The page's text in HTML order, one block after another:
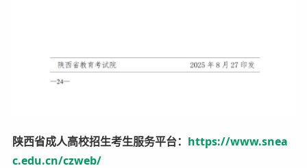
陕西省成人高校招生考生服务平台： https://www.snea
c.edu.cn/czweb/